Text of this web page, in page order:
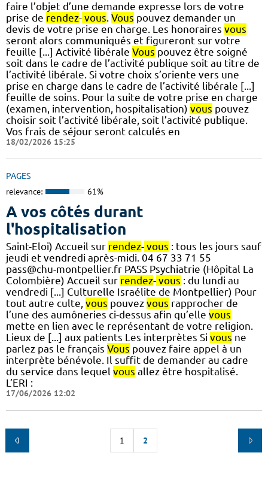
faire l’objet d’une demande expresse lors de votre
prise de rendez- vous. Vous pouvez demander un
devis de votre prise en charge. Les honoraires vous
seront alors communiqués et figureront sur votre
feuille [...] Activité libérale Vous pouvez être soigné
soit dans le cadre de l’activité publique soit au titre de
l’activité libérale. Si votre choix s’oriente vers une
prise en charge dans le cadre de l’activité libérale [...]
feuille de soins. Pour la suite de votre prise en charge
(examen, intervention, hospitalisation) vous pouvez
choisir soit l’activité libérale, soit l’activité publique.
Vos frais de séjour seront calculés en
18/02/2026 15:25
PAGES
relevance: 61%
A vos côtés durant
l'hospitalisation
Saint-Eloi) Accueil sur rendez- vous : tous les jours sauf
jeudi et vendredi après-midi. 04 67 33 71 55
pass@chu-montpellier.fr PASS Psychiatrie (Hôpital La
Colombière) Accueil sur rendez- vous : du lundi au
vendredi [...] Culturelle Israélite de Montpellier) Pour
tout autre culte, vous pouvez vous rapprocher de
l’une des aumôneries ci-dessus afin qu’elle vous
mette en lien avec le représentant de votre religion.
Lieux de [...] aux patients Les interprètes Si vous ne
parlez pas le français Vous pouvez faire appel à un
interprète bénévole. Il suffit de demander au cadre
du service dans lequel vous allez être hospitalisé.
L’ERI :
17/06/2026 12:02
1 2